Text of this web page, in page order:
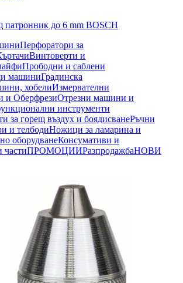
патронник до 6 mm BOSCH
Перфоратори за
Винтоверти и
Прободни и саблени
машиниГрадинска
хобелиИзмервателни
и ОберфрезиОтрезни машини и
инструменти
за горещ въздух и боядисванеРъчни
и телбодиНожици за ламарина и
оборудванеКонсумативи и
частиПРОМОЦИИРазпродажбаНОВИ